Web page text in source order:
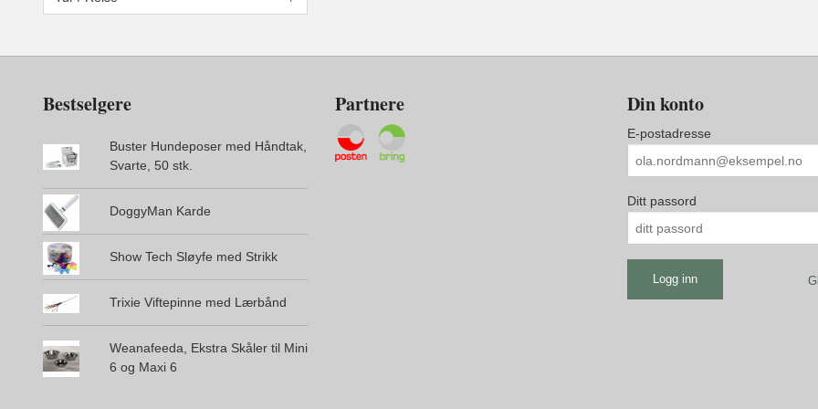
Bestselgere
Buster Hundeposer med Håndtak,
Svarte, 50 stk.
DoggyMan Karde
Show Tech Sløyfe med Strikk
Trixie Viftepinne med Lærbånd
Weanafeeda, Ekstra Skåler til Mini
6 og Maxi 6
Partnere Din konto
E-postadresse
Ditt passord